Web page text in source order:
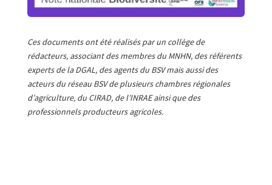
Ces documents ont été réalisés par un collège de
rédacteurs, associant des membres du MNHN, des référents
experts de la DGAL, des agents du BSV mais aussi des
acteurs du réseau BSV de plusieurs chambres régionales
d’agriculture, du CIRAD, de l’INRAE ainsi que des
professionnels producteurs agricoles.